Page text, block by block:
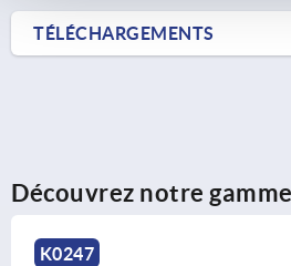
TÉLÉCHARGEMENTS
Découvrez notre
K0247